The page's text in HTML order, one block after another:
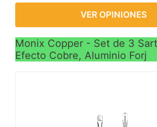
VER OPINIONES
Monix Copper - Set de 3
Efecto Cobre, Aluminio Forj